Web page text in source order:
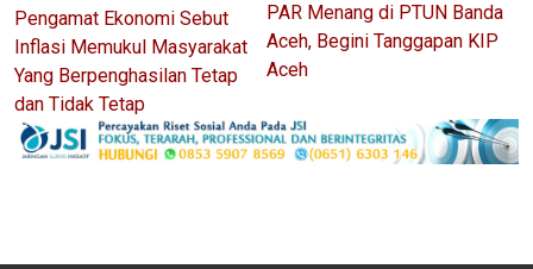
Pengamat Ekonomi Sebut
Inflasi Memukul Masyarakat
Yang Berpenghasilan Tetap
dan Tidak Tetap
PAR Menang di PTUN Banda
Aceh, Begini Tanggapan KIP
Aceh